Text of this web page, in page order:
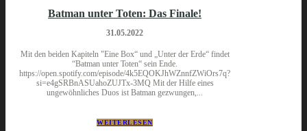
Batman unter Toten: Das Finale!
31.05.2022
Mit den beiden Kapiteln "Eine Box“ und „Unter der Erde“ findet
“Batman unter Toten“ sein Ende.
https://open.spotify.com/episode/4k5EQOKJhWZnnfZWiOrs7q?
si=e4gSRBnASUahoZUJTx-3MQ Mit der Hilfe eines
ungewöhnliches Duos ist Batman gezwungen,...
WEITERLESEN